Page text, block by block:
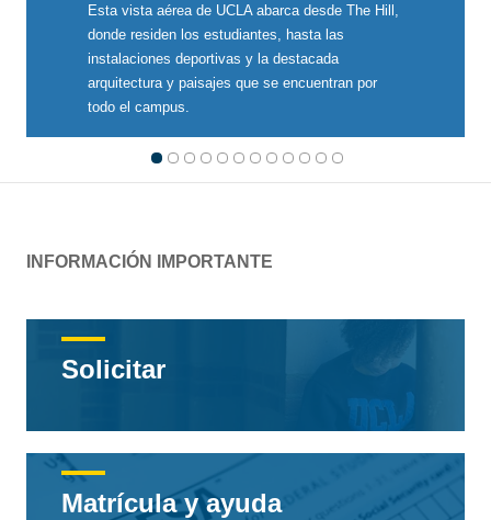
Esta vista aérea de UCLA abarca desde The Hill,
donde residen los estudiantes, hasta las
instalaciones deportivas y la destacada
arquitectura y paisajes que se encuentran por
todo el campus.
Slide 1Slide 2Slide 3Slide 4Slide 5Slide 6Slide 7Slide 8Slide 9Slide 10
Slide 11Slide 12
INFORMACIÓN IMPORTANTE
Solicitar
Matrícula y ayuda